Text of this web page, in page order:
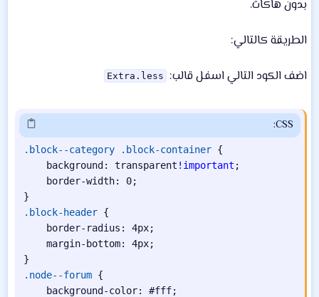
بدون هاكات.
الطريقة كالتالي:
اضف الكود التالي اسفل قالب:
Extra.less
CSS:
.block--category .block-container {
background: transparent !important ;
border-width: 0;
}
.block-header {
border-radius : 4px;
margin-bottom: 4px;
}
.node--forum {
background-color: #fff;